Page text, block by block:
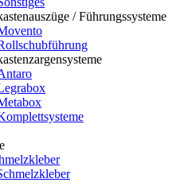
/ Führungssysteme